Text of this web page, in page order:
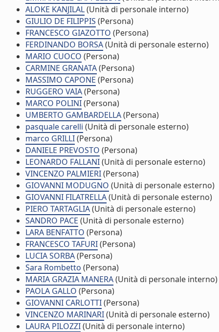
ALOKE KANJILAL(Unità di personale interno)
GIULIO DE FILIPPIS (Persona)
FRANCESCO GIAZOTTO (Persona)
FERDINANDO BORSA(Unità di personale esterno)
MARIO CUOCO (Persona)
CARMINE GRANATA(Persona)
MASSIMO CAPONE (Persona)
RUGGERO VAIA(Persona)
MARCO POLINI(Persona)
UMBERTO GAMBARDELLA(Persona)
pasquale carelli (Unità di personale esterno)
marco GRILLI(Persona)
DANIELE PREVOSTO (Persona)
LEONARDO FALLANI(Unità di personale esterno)
VINCENZO PALMIERI(Persona)
GIOVANNI MODUGNO (Unità di personale esterno)
GIOVANNI FILATRELLA(Unità di personale esterno)
PIERO TARTAGLIA(Unità di personale esterno)
SANDRO PACE (Unità di personale esterno)
LARA BENFATTO (Persona)
FRANCESCO TAFURI(Persona)
LUCIA SORBA(Persona)
Sara Rombetto (Persona)
MARIA GRAZIA MANERA(Unità di personale interno)
PAOLA GALLO (Persona)
GIOVANNI CARLOTTI(Persona)
VINCENZO MARINARI(Unità di personale esterno)
LAURA PILOZZI(Unità di personale interno)